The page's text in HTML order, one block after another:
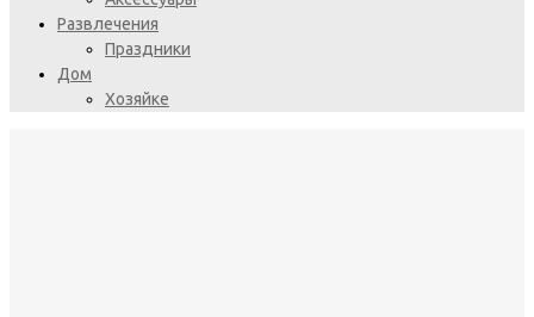
Развлечения
Праздники
Дом
Хозяйке